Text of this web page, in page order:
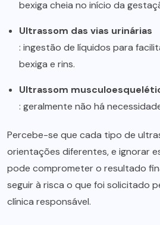
bexiga cheia no início da
Ultrassom das vias urinárias
: ingestão de líquidos para
bexiga e rins.
Ultrassom
: geralmente não há
Percebe-se que cada tipo de
orientações diferentes, e ignorar
pode comprometer o resultado
seguir à risca o que foi solicitado
clínica responsável.